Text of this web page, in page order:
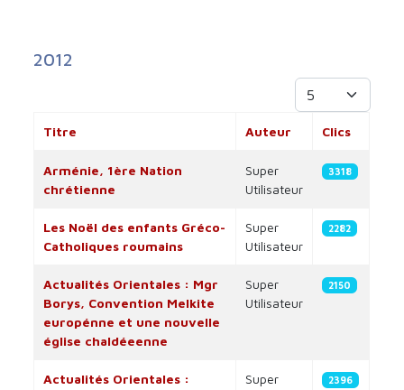
2012
Afficher #
Titre Auteur Clics
Arménie, 1ère Nation
chrétienne
Super
Utilisateur
3318
Les Noël des enfants Gréco-
Catholiques roumains
Super
Utilisateur
2282
Actualités Orientales : Mgr
Borys, Convention Melkite
europénne et une nouvelle
église chaldéeenne
Super
Utilisateur
2150
Actualités Orientales :
Super
2396